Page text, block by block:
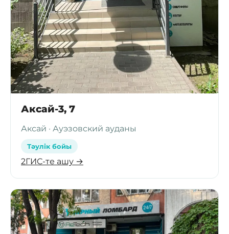
Аксай-3, 7
Аксай · Ауэзовский ауданы
Тәулік бойы
2ГИС-те ашу →